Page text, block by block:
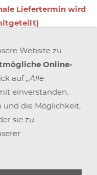
Liefertermin wird
Website zu
Online-
auf„Alle
einverstanden.
die Möglichkeit,
sie zu